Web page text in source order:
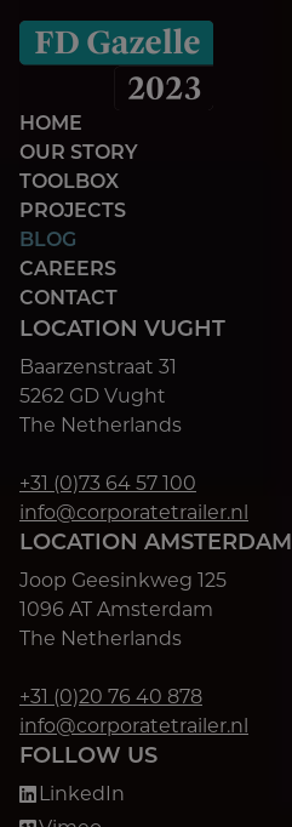
HOME
OUR STORY
TOOLBOX
PROJECTS
BLOG
CAREERS
CONTACT
LOCATION VUGHT
Baarzenstraat 31
5262 GD Vught
The Netherlands
+31 (0)73 64 57 100
info@corporatetrailer.nl
LOCATION AMSTERDAM
Joop Geesinkweg 125
1096 AT Amsterdam
The Netherlands
+31 (0)20 76 40 878
info@corporatetrailer.nl
FOLLOW US
LinkedIn